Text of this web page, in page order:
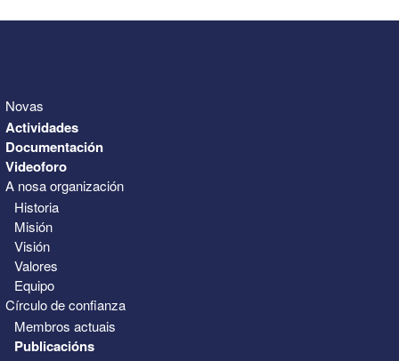
Novas
Actividades
Documentación
Videoforo
A nosa organización
Historia
Misión
Visión
Valores
Equipo
Círculo de confianza
Membros actuais
Publicacións